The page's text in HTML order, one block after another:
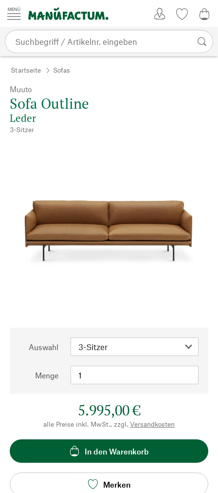
Zum Inhalt springen
Startseite Sofas
Muuto
Sofa Outline
Leder
3-Sitzer
Auswahl
Menge
5.995,00 €
alle Preise inkl. MwSt., zzgl. Versandkosten
In den Warenkorb
Merken